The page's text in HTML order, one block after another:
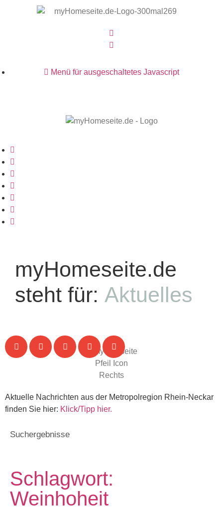
Menü für ausgeschaltetes Javascript
myHomeseite.de
steht für: Aktuelles
Aktuelle Nachrichten aus der Metropolregion Rhein-Neckar
finden Sie hier: Klick/Tipp hier.
Suchergebnisse
Schlagwort:
Weinhoheit